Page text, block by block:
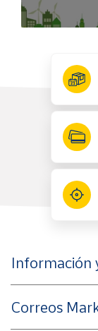
Información
Correos